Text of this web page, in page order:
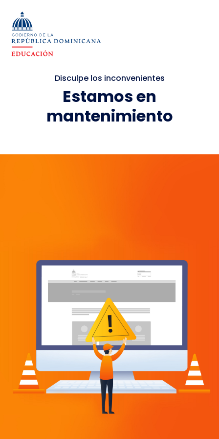
Disculpe los inconvenientes
Estamos en
mantenimiento